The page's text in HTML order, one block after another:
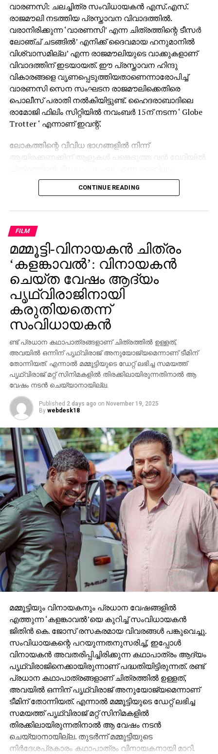
വാരണസി: ചലച്ചിത്ര സംവിധായകന്‍ എസ്.എസ്.
രാജമൗലി നടത്തിയ പ്രസ്താവന വിവാദത്തില്‍.
വരാനിരിക്കുന്ന ‘വാരണസി’ എന്ന ചിത്രത്തിന്റെ ടീസര്‍
ലോഞ്ച് ചടങ്ങില്‍’ എനിക്ക് ദൈവമായ ഹനുമാനില്‍
വിശ്വാസമില്ല’ എന്ന രാജമൗലിയുടെ വാക്കുകളാണ്
വിവാദത്തിന് ഇടയായത്. ഈ പ്രസ്താവന ഹിന്ദു
വികാരങ്ങളെ വൃണപ്പെടുത്തിയതാണെന്നാരോപിച്ച്
വാരണസി സെന സംഘടന രാജമൗലിക്കെതിരെ
പൊലീസ് പരാതി നല്‍കിയിട്ടുണ്ട്. ഹൈദരാബാദിലെ
രാമോജി ഫിലിം സിറ്റിയില്‍ നവംബര്‍ 15ന് നടന്ന ‘ Globe
Trotter ‘ എന്നാണ് ഇവന്റ്.
ലോകത്തിന്റെ വിവിധ ഭാഗങ്ങളില്‍ നിന്ന്
ആയിരക്കണക്കിന് ആളുകള്‍ പങ്കെടുത്ത വന്‍ വേദിയില്‍
പുറത്തിറക്കിയിരുന്നു. സാങ്കേതിക പ്രശ്‌നങ്ങള്‍ നേരിട്ട
സമയത്താണ് രാജമൗലി വിവാദമായി മാറിയ പ്രസ്താവന
വൃണപ്പെടുത്തി എന്നാരോപിച്ച് പരാതി ലഭിച്ചിട്ടുണ്ട്.
ഇതുവരെ കേസായി രജിസ്റ്റര്‍ ചെയ്തിട്ടില്ല.
സംഭവത്തിന്റെ നിജസ്ഥിതി പരിശോധിച്ചു വരുന്നു’ എന്ന്
വാരണസി പൊലീസിന്റെ വക്താവ് അറിയിച്ചു. ചടങ്ങില്‍
പ്രധാന താരങ്ങള്‍ ആയിരുന്ന മഹേഷ് ബാബു,
പൃഥ്വിരാജ് സുകുമാരന്‍, പ്രിയങ്ക ചോപ്ര എന്നിവരുടെ
സാന്നിധ്യം ഇവന്റിനെ ദേശീയ തലത്തില്‍ തന്നെ
ശ്രദ്ധേയമാക്കി. ചിത്രത്തില്‍ പ്രിയങ്ക ചോപ്ര
മന്ദാകിനിയായി, പൃഥ്വിരാജ് സുകുമാരന്‍ കുംബയായി
പ്രത്യക്ഷപ്പെടും. 2027ലെ സങ്ക്രാന്തി റിലീസിനായി
‘വാരണസി’ ഒരുക്കപ്പെടുന്നുണ്ട്. എന്നാല്‍
ചിത്രത്തെക്കാള്‍ വലിയ ചര്‍ച്ചയാകുന്നത്
സംവിധായകന്റെ പ്രസ്താവനയും അതിനുശേഷം
ഉയര്‍ന്ന പ്രതിഷേധങ്ങളുമാണ്.
CONTINUE READING
FILM
മമ്മൂട്ടി-വിനായകന്‍ ചിത്രം
‘കളങ്കാവല്‍’: വിനായകന്‍
ചെയ്ത വേഷം ആദ്യം
പൃഥ്വിരാജിനായി
കരുതിയതെന്ന്
സംവിധായകന്‍
ണ്ട് പ്രധാന കഥാപാത്രങ്ങളാണ് ചിത്രത്തില്‍ ഉള്ളത്,
അവയില്‍ ഒന്നിന് പൃഥ്വിരാജ് അനുയോജ്യമെന്നാണ് ടീമിന്
തോന്നിയത്. എന്നാല്‍ മമ്മൂട്ടിയുടെ ഡേറ്റ് ലഭിച്ച സമയത്ത്
പൃഥ്വിരാജ് മറ്റ് സിനിമകളില്‍ തിരക്കിലായിരുന്നതിനാല്‍ ആ
വേഷം നടന്‍ ചെയ്യാനായില്ല.
Published 2 days ago on November 19, 2025
By webdesk18
മമ്മൂട്ടിയും വിനായകനും പ്രധാന വേഷങ്ങളില്‍
എത്തുന്ന ‘കളങ്കാവല്‍’യെ കുറിച്ച് സംവിധായകന്‍
ജിതിന്‍ കെ. ജോസ് രസകരമായ വിവരങ്ങള്‍ പങ്കുവെച്ചു.
സംവിധായകന്റെ പറയുന്നതനുസരിച്ച്, ഇപ്പോള്‍
വിനായകന്‍ അവതരിപ്പിച്ചിരിക്കുന്ന കഥാപാത്രം ആദ്യം
പൃഥ്വിരാജിനെക്കായിരുന്നാണ് പദ്ധതിയിട്ടിരുന്നത്. രണ്ട്
പ്രധാന കഥാപാത്രങ്ങളാണ് ചിത്രത്തില്‍ ഉള്ളത്,
അവയില്‍ ഒന്നിന് പൃഥ്വിരാജ് അനുയോജ്യമെന്നാണ്
ടീമിന് തോന്നിയത്. എന്നാല്‍ മമ്മൂട്ടിയുടെ ഡേറ്റ് ലഭിച്ച
സമയത്ത് പൃഥ്വിരാജ് മറ്റ് സിനിമകളില്‍
തിരക്കിലായിരുന്നതിനാല്‍ ആ വേഷം നടന്‍
ചെയ്യാനായില്ല. തുടര്‍ന്ന് മമ്മൂട്ടിയുടെ
നിര്‍ദേശപ്രകാരം കഥാപാത്രം വിനായകനായി മാറി.